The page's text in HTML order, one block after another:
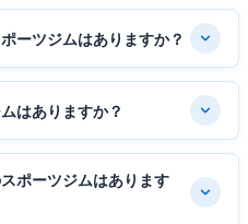
ーツジムはありますか？
はありますか？
ポーツジムはあります